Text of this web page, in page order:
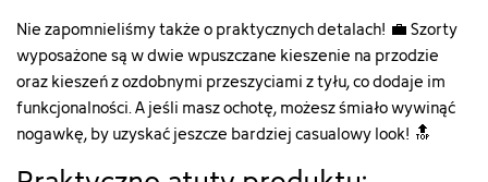
Nie zapomnieliśmy także o praktycznych detalach! 💼 Szorty
wyposażone są w dwie wpuszczane kieszenie na przodzie
oraz kieszeń z ozdobnymi przeszyciami z tyłu, co dodaje im
funkcjonalności. A jeśli masz ochotę, możesz śmiało wywinąć
nogawkę, by uzyskać jeszcze bardziej casualowy look! 🔝